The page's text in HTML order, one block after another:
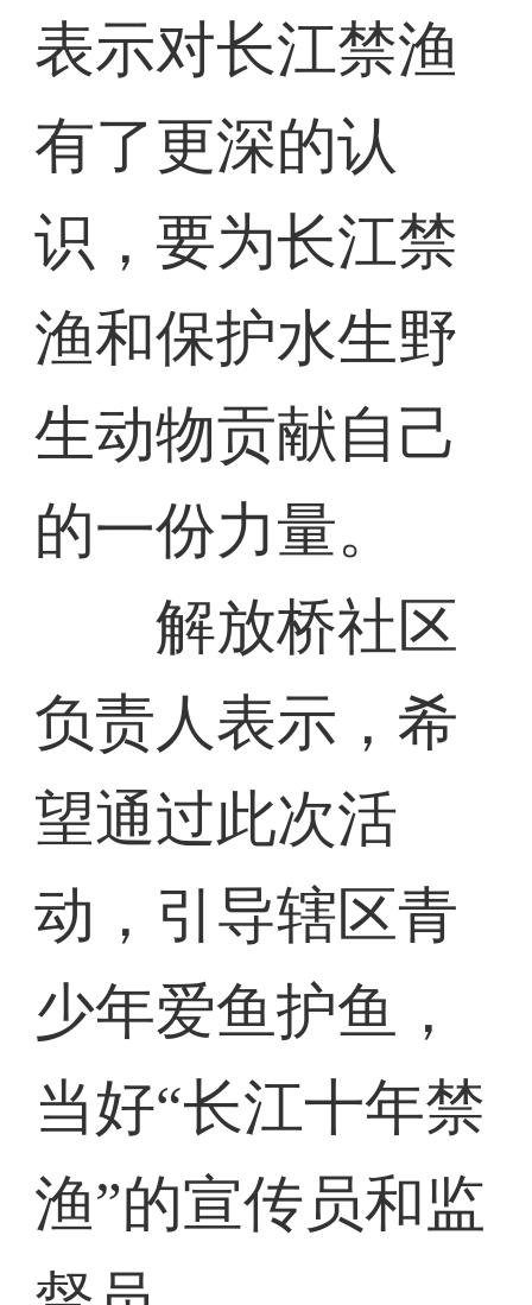
表示对长江禁渔
有了更深的认
识，要为长江禁
渔和保护水生野
生动物贡献自己
的一份力量。
解放桥社区
负责人表示，希
望通过此次活
动，引导辖区青
少年爱鱼护鱼，
当好“长江十年禁
渔”的宣传员和监